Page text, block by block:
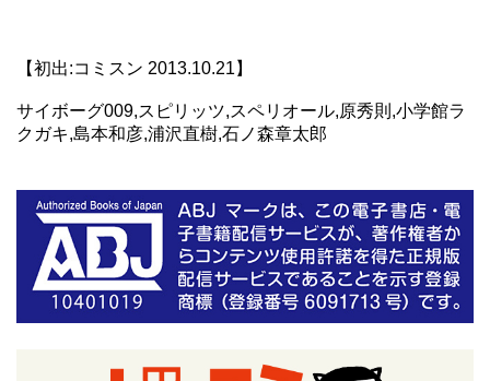
【初出:コミスン 2013.10.21】
サイボーグ009,スピリッツ,スペリオール,原秀則,小学館ラ
クガキ,島本和彦,浦沢直樹,石ノ森章太郎